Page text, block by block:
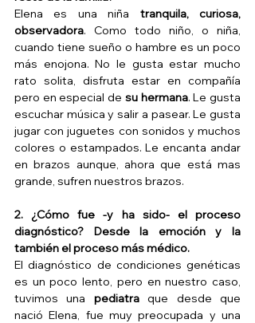
Elena es una niña tranquila, curiosa,
observadora. Como todo niño, o niña,
cuando tiene sueño o hambre es un poco
más enojona. No le gusta estar mucho
rato solita, disfruta estar en compañía
pero en especial de su hermana. Le gusta
escuchar música y salir a pasear. Le gusta
jugar con juguetes con sonidos y muchos
colores o estampados. Le encanta andar
en brazos aunque, ahora que está mas
grande, sufren nuestros brazos.
2. ¿Cómo fue -y ha sido- el proceso
diagnóstico? Desde la emoción y la
también el proceso más médico.
El diagnóstico de condiciones genéticas
es un poco lento, pero en nuestro caso,
tuvimos una pediatra que desde que
nació Elena, fue muy preocupada y una